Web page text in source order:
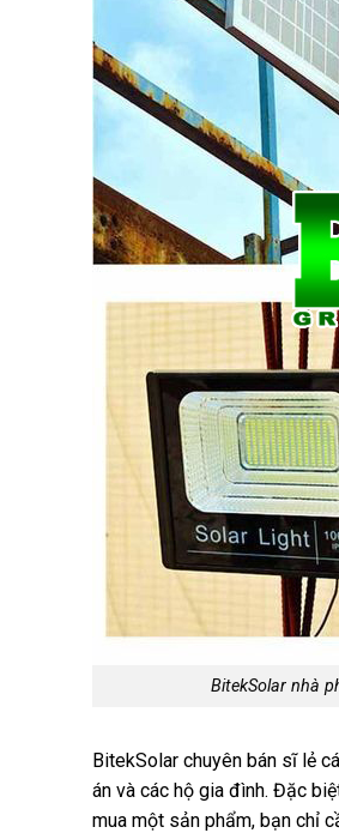
BitekSolar nhà
BitekSolar chuyên bán sĩ lẻ
án và các hộ gia đình. Đặc
mua một sản phẩm, bạn chỉ